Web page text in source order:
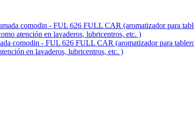
- FUL 626 FULL CAR (aromatizador para
en lavaderos, lubricentros, etc. )